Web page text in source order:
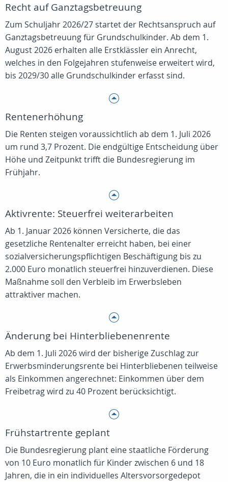
Recht auf Ganztagsbetreuung
Zum Schuljahr 2026/27 startet der Rechtsanspruch auf
Ganztagsbetreuung für Grundschulkinder. Ab dem 1.
August 2026 erhalten alle Erstklässler ein Anrecht,
welches in den Folgejahren stufenweise erweitert wird,
bis 2029/30 alle Grundschulkinder erfasst sind.
Rentenerhöhung
Die Renten steigen voraussichtlich ab dem 1. Juli 2026
um rund 3,7 Prozent. Die endgültige Entscheidung über
Höhe und Zeitpunkt trifft die Bundesregierung im
Frühjahr.
Aktivrente: Steuerfrei weiterarbeiten
Ab 1. Januar 2026 können Versicherte, die das
gesetzliche Rentenalter erreicht haben, bei einer
sozialversicherungspflichtigen Beschäftigung bis zu
2.000 Euro monatlich steuerfrei hinzuverdienen. Diese
Maßnahme soll den Verbleib im Erwerbsleben
attraktiver machen.
Änderung bei Hinterbliebenenrente
Ab dem 1. Juli 2026 wird der bisherige Zuschlag zur
Erwerbsminderungsrente bei Hinterbliebenen teilweise
als Einkommen angerechnet: Einkommen über dem
Freibetrag wird zu 40 Prozent berücksichtigt.
Frühstartrente geplant
Die Bundesregierung plant eine staatliche Förderung
von 10 Euro monatlich für Kinder zwischen 6 und 18
Jahren, die in ein individuelles Altersvorsorgedepot